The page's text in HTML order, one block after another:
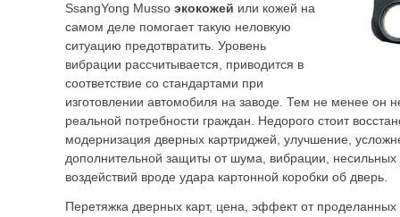
SsangYong Musso экокожей или кожей на
самом деле помогает такую неловкую
ситуацию предотвратить. Уровень
вибрации рассчитывается, приводится в
соответствие со стандартами при
изготовлении автомобиля на заводе. Тем не менее он
реальной потребности граждан. Недорого стоит
модернизация дверных картриджей, улучшение,
дополнительной защиты от шума, вибрации, несильных
воздействий вроде удара картонной коробки об дверь.
Перетяжка дверных карт, цена, эффект от